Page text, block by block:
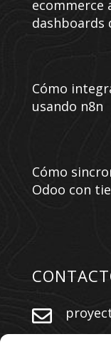
ecommerce
dashboards
Cómo
usando n8n
Cómo
Odoo con
